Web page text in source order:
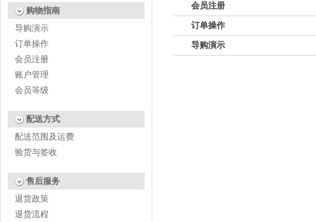
购物指南
导购演示
订单操作
会员注册
账户管理
会员等级
配送方式
配送范围及运费
验货与签收
售后服务
退货政策
退货流程
会员注册
订单操作
导购演示